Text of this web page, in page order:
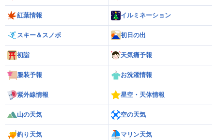
紅葉情報 イルミネーション
スキー＆スノボ 初日の出
初詣 天気痛予報
服装予報 お洗濯情報
紫外線情報 星空・天体情報
山の天気 空の天気
釣り天気 マリン天気